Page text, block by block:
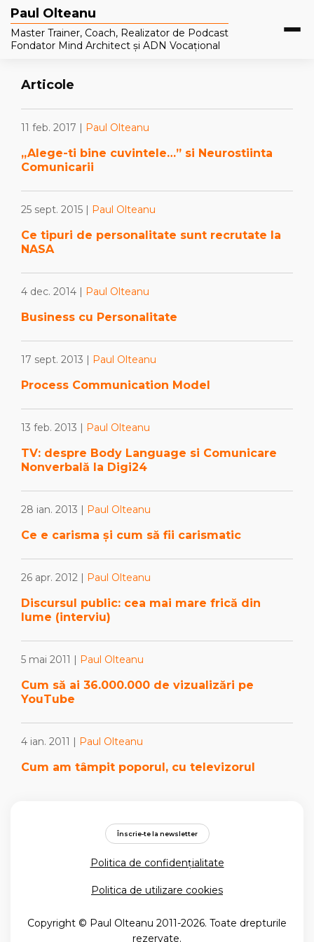
Paul Olteanu
Master Trainer, Coach, Realizator de Podcast
Fondator Mind Architect și ADN Vocațional
Articole
11 feb. 2017 | Paul Olteanu
„Alege-ti bine cuvintele…” si Neurostiinta
Comunicarii
25 sept. 2015 | Paul Olteanu
Ce tipuri de personalitate sunt recrutate la
NASA
4 dec. 2014 | Paul Olteanu
Business cu Personalitate
17 sept. 2013 | Paul Olteanu
Process Communication Model
13 feb. 2013 | Paul Olteanu
TV: despre Body Language si Comunicare
Nonverbală la Digi24
28 ian. 2013 | Paul Olteanu
Ce e carisma și cum să fii carismatic
26 apr. 2012 | Paul Olteanu
Discursul public: cea mai mare frică din
lume (interviu)
5 mai 2011 | Paul Olteanu
Cum să ai 36.000.000 de vizualizări pe
YouTube
4 ian. 2011 | Paul Olteanu
Cum am tâmpit poporul, cu televizorul
Înscrie-te la newsletter
Politica de confidențialitate
Politica de utilizare cookies
Copyright © Paul Olteanu 2011-2026. Toate drepturile
rezervate.